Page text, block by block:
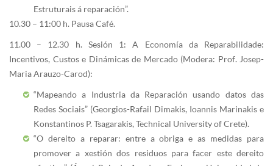
Estruturais á reparación”.
10.30 – 11:00 h. Pausa Café.
11.00 – 12.30 h. Sesión 1: A Economía da Reparabilidade:
Incentivos, Custos e Dinámicas de Mercado (Modera: Prof. Josep-
Maria Arauzo-Carod):
“Mapeando a Industria da Reparación usando datos das
Redes Sociais” (Georgios-Rafail Dimakis, Ioannis Marinakis e
Konstantinos P. Tsagarakis, Technical University of Crete).
“O dereito a reparar: entre a obriga e as medidas para
promover a xestión dos residuos para facer este dereito